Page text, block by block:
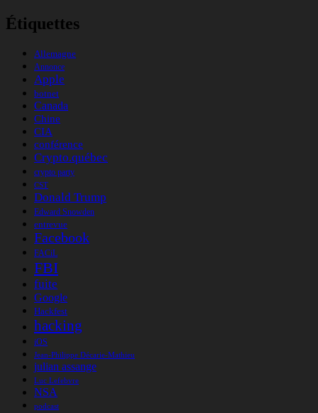
Étiquettes
Allemagne
Annonce
Apple
botnet
Canada
Chine
CIA
conférence
Crypto.québec
crypto party
CST
Donald Trump
Edward Snowden
entrevue
Facebook
FACiL
FBI
fuite
Google
Hackfest
hacking
iOS
Jean-Philippe Décarie-Mathieu
julian assange
Luc Lefebvre
NSA
podcast